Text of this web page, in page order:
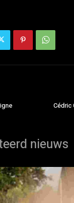
Cédric
nieuws